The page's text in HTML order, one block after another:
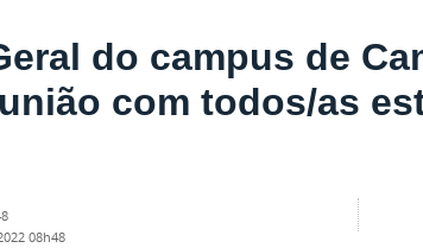
do campus de
com todos/as
08h48